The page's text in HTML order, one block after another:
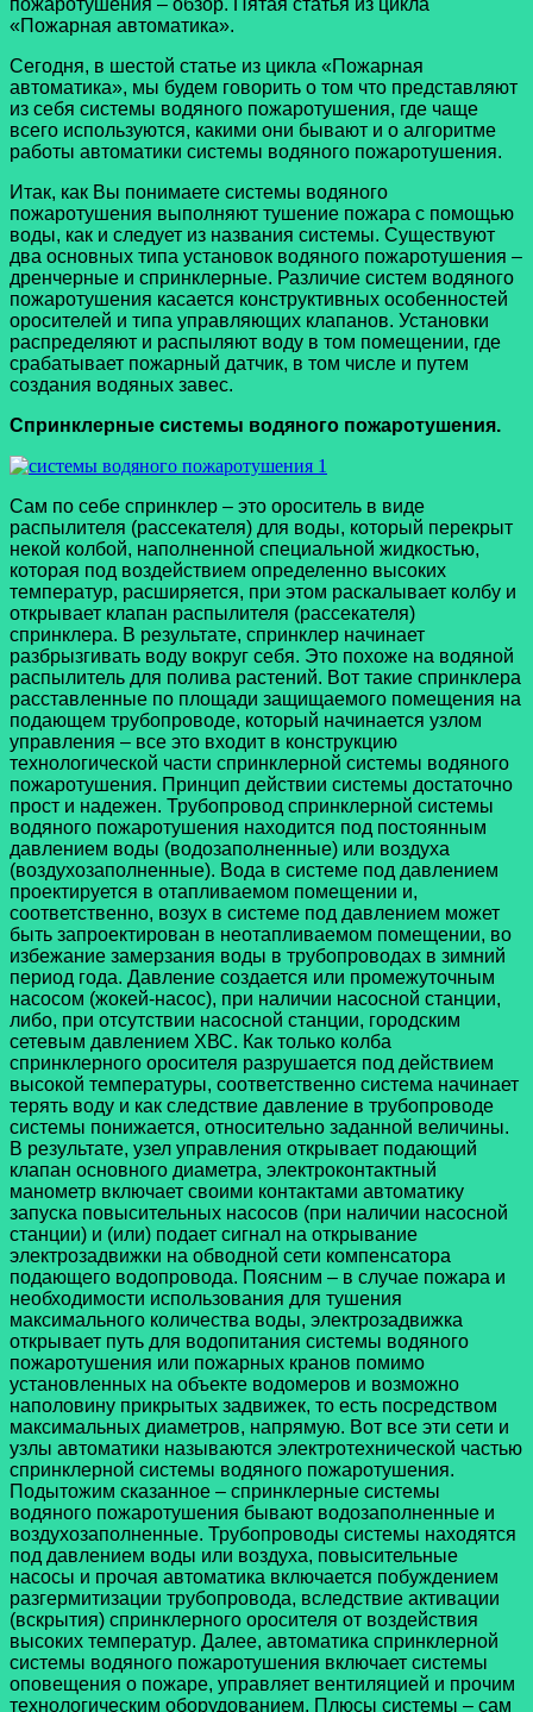
«Пожарная автоматика».
Сегодня, в шестой статье из цикла «Пожарная
автоматика», мы будем говорить о том что представляют
из себя системы водяного пожаротушения, где чаще
всего используются, какими они бывают и о алгоритме
работы автоматики системы водяного пожаротушения.
Итак, как Вы понимаете системы водяного
пожаротушения выполняют тушение пожара с помощью
воды, как и следует из названия системы. Существуют
два основных типа установок водяного пожаротушения –
дренчерные и спринклерные. Различие систем водяного
пожаротушения касается конструктивных особенностей
оросителей и типа управляющих клапанов. Установки
распределяют и распыляют воду в том помещении, где
срабатывает пожарный датчик, в том числе и путем
создания водяных завес.
Спринклерные системы водяного пожаротушения.
Сам по себе спринклер – это ороситель в виде
распылителя (рассекателя) для воды, который перекрыт
некой колбой, наполненной специальной жидкостью,
которая под воздействием определенно высоких
температур, расширяется, при этом раскалывает колбу и
открывает клапан распылителя (рассекателя)
спринклера. В результате, спринклер начинает
разбрызгивать воду вокруг себя. Это похоже на водяной
распылитель для полива растений. Вот такие спринклера
расставленные по площади защищаемого помещения на
подающем трубопроводе, который начинается узлом
управления – все это входит в конструкцию
технологической части спринклерной системы водяного
пожаротушения. Принцип действии системы достаточно
прост и надежен. Трубопровод спринклерной системы
водяного пожаротушения находится под постоянным
давлением воды (водозаполненные) или воздуха
(воздухозаполненные). Вода в системе под давлением
проектируется в отапливаемом помещении и,
соответственно, возух в системе под давлением может
быть запроектирован в неотапливаемом помещении, во
избежание замерзания воды в трубопроводах в зимний
период года. Давление создается или промежуточным
насосом (жокей-насос), при наличии насосной станции,
либо, при отсутствии насосной станции, городским
сетевым давлением ХВС. Как только колба
спринклерного оросителя разрушается под действием
высокой температуры, соответственно система начинает
терять воду и как следствие давление в трубопроводе
системы понижается, относительно заданной величины.
В результате, узел управления открывает подающий
клапан основного диаметра, электроконтактный
манометр включает своими контактами автоматику
запуска повысительных насосов (при наличии насосной
станции) и (или) подает сигнал на открывание
электрозадвижки на обводной сети компенсатора
подающего водопровода. Поясним – в случае пожара и
необходимости использования для тушения
максимального количества воды, электрозадвижка
открывает путь для водопитания системы водяного
пожаротушения или пожарных кранов помимо
установленных на объекте водомеров и возможно
наполовину прикрытых задвижек, то есть посредством
максимальных диаметров, напрямую. Вот все эти сети и
узлы автоматики называются электротехнической частью
спринклерной системы водяного пожаротушения.
Подытожим сказанное – спринклерные системы
водяного пожаротушения бывают водозаполненные и
воздухозаполненные. Трубопроводы системы находятся
под давлением воды или воздуха, повысительные
насосы и прочая автоматика включается побуждением
разгермитизации трубопровода, вследствие активации
(вскрытия) спринклерного оросителя от воздействия
высоких температур. Далее, автоматика спринклерной
системы водяного пожаротушения включает системы
оповещения о пожаре, управляет вентиляцией и прочим
технологическим оборудованием. Плюсы системы – сам